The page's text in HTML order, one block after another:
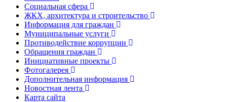
Социальная сфера
ЖКХ, архитектура и строительство
Информация для граждан
Муниципальные услуги
Противодействие коррупции
Обращения граждан
Инициативные проекты
Фотогалерея
Дополнительная информация
Новостная лента
Карта сайта